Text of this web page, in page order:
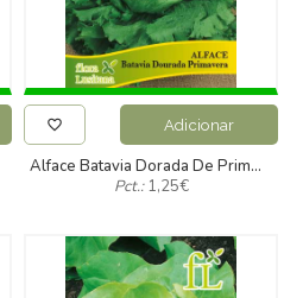
Adicionar
Alface Batavia Dorada De Primavera 10g
Pct.:1,25€